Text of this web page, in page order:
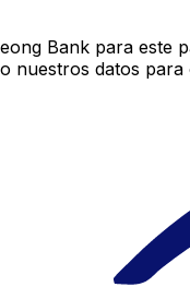
Bank para este
nuestros datos